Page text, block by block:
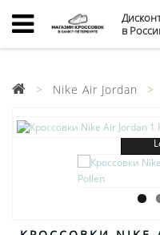
в
Nike Air Jordan